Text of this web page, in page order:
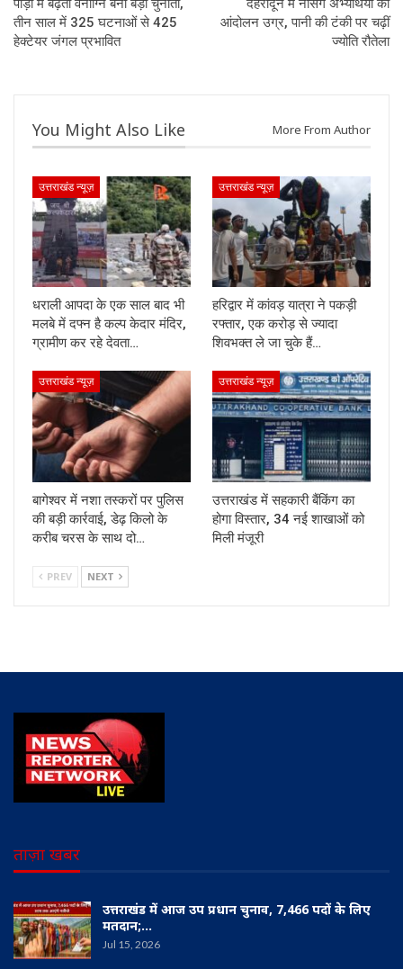
पौड़ी में बढ़ती वनाग्नि बनी बड़ी चुनौती,
तीन साल में 325 घटनाओं से 425
हेक्टेयर जंगल प्रभावित
देहरादून में नर्सिंग अभ्यर्थियों का
आंदोलन उग्र, पानी की टंकी पर चढ़ीं
ज्योति रौतेला
You Might Also Like More From Author
उत्तराखंड न्यूज़
धराली आपदा के एक साल बाद भी
मलबे में दफ्न है कल्प केदार मंदिर,
ग्रामीण कर रहे देवता…
उत्तराखंड न्यूज़
हरिद्वार में कांवड़ यात्रा ने पकड़ी
रफ्तार, एक करोड़ से ज्यादा
शिवभक्त ले जा चुके हैं…
उत्तराखंड न्यूज़
बागेश्वर में नशा तस्करों पर पुलिस
की बड़ी कार्रवाई, डेढ़ किलो के
करीब चरस के साथ दो…
उत्तराखंड न्यूज़
उत्तराखंड में सहकारी बैंकिंग का
होगा विस्तार, 34 नई शाखाओं को
मिली मंजूरी
PREV NEXT
ताज़ा खबर
उत्तराखंड में आज उप प्रधान चुनाव, 7,466 पदों के लिए
मतदान;…
Jul 15, 2026